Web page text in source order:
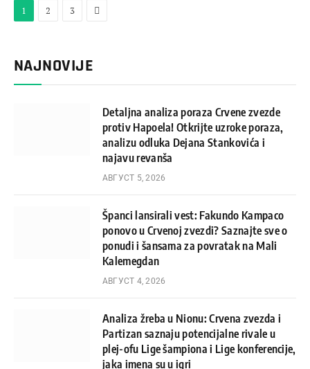
1 2 3 Next
NAJNOVIJE
Detaljna analiza poraza Crvene zvezde
protiv Hapoela! Otkrijte uzroke poraza,
analizu odluka Dejana Stankovića i
najavu revanša
АВГУСТ 5, 2026
Španci lansirali vest: Fakundo Kampaco
ponovo u Crvenoj zvezdi? Saznajte sve o
ponudi i šansama za povratak na Mali
Kalemegdan
АВГУСТ 4, 2026
Analiza žreba u Nionu: Crvena zvezda i
Partizan saznaju potencijalne rivale u
plej-ofu Lige šampiona i Lige konferencije,
jaka imena su u igri